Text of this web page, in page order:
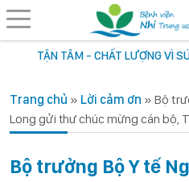
TẬN TÂM - CHẤT LƯỢNG VÌ
Trang chủ » Lời cảm ơn » Bộ
Long gửi thư chúc mừng cán bộ,
Bộ trưởng Bộ Y tế